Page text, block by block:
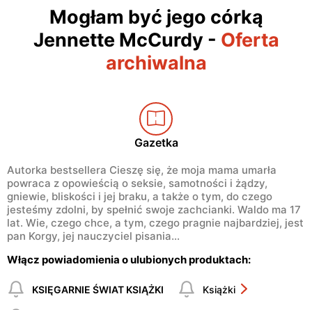
Mogłam być jego córką
Jennette McCurdy- Oferta
archiwalna
Gazetka
Autorka bestsellera Cieszę się, że moja mama umarła
powraca z opowieścią o seksie, samotności i żądzy,
gniewie, bliskości i jej braku, a także o tym, do czego
jesteśmy zdolni, by spełnić swoje zachcianki. Waldo ma 17
lat. Wie, czego chce, a tym, czego pragnie najbardziej, jest
pan Korgy, jej nauczyciel pisania…
Włącz powiadomienia o ulubionych produktach:
KSIĘGARNIE ŚWIAT KSIĄŻKI Książki